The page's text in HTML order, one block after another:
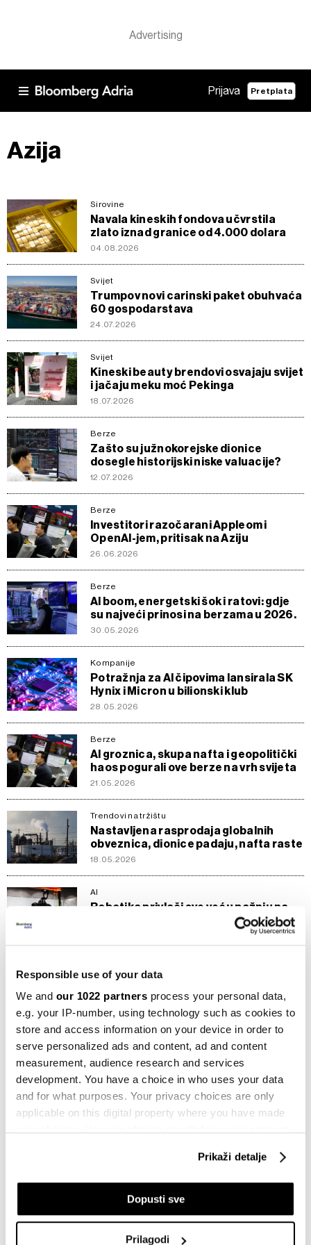
Responsible use of your data
We and our 1022 partners process your personal data,
e.g. your IP-number, using technology such as cookies to
store and access information on your device in order to
serve personalized ads and content, ad and content
measurement, audience research and services
development. You have a choice in who uses your data
and for what purposes. Your privacy choices are only
applicable on this digital property where you have made
If you allow, we would also like to:
Collect information about your geographical
Prikaži detalje
Dopusti sve
Prilagodi
Prijava Pretplata
Azija
Sirovine
Navala kineskih fondova učvrstila
zlato iznad granice od 4.000 dolara
04.08.2026
Svijet
Trumpov novi carinski paket obuhvaća
60 gospodarstava
24.07.2026
Svijet
Kineski beauty brendovi osvajaju svijet
i jačaju meku moć Pekinga
18.07.2026
Berze
Zašto su južnokorejske dionice
dosegle historijski niske valuacije?
12.07.2026
Berze
Investitori razočarani Appleom i
OpenAI-jem, pritisak na Aziju
26.06.2026
Berze
AI boom, energetski šok i ratovi: gdje
su najveći prinosi na berzama u 2026.
30.05.2026
Kompanije
Potražnja za AI čipovima lansirala SK
Hynix i Micron u bilionski klub
28.05.2026
Berze
AI groznica, skupa nafta i geopolitički
haos pogurali ove berze na vrh svijeta
21.05.2026
Trendovi na tržištu
Nastavljena rasprodaja globalnih
obveznica, dionice padaju, nafta raste
18.05.2026
AI
Robotika privlači sve veću pažnju na
Svijet
Zašto tržišta u razvoju ne reaguju na
loše vijesti iz Irana
22.04.2026
Svijet
Jen, obveznice i 'carry trade': šta
donose istorijski izbori u Japanu?
Berze
Tehnološke dionice obaraju rekorde
Trendovi na tržištu
rast 2026.
11.01.2026